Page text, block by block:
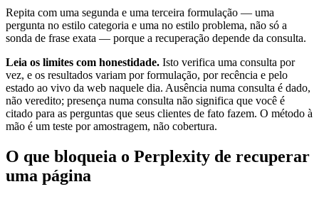
Repita com uma segunda e uma terceira formulação — uma
pergunta no estilo categoria e uma no estilo problema, não só a
sonda de frase exata — porque a recuperação depende da consulta.
Leia os limites com honestidade. Isto verifica uma consulta por
vez, e os resultados variam por formulação, por recência e pelo
estado ao vivo da web naquele dia. Ausência numa consulta é dado,
não veredito; presença numa consulta não significa que você é
citado para as perguntas que seus clientes de fato fazem. O método à
mão é um teste por amostragem, não cobertura.
O que bloqueia o Perplexity de recuperar
uma página